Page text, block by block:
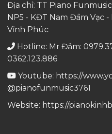
Địa chỉ: TT Piano
NP5 - KĐT Nam Đầm Vạc
Vĩnh Phúc
Hotline: Mr Đảm:
0362.123.886
Youtube: https://
@pianofunmusic3761
Website: https://